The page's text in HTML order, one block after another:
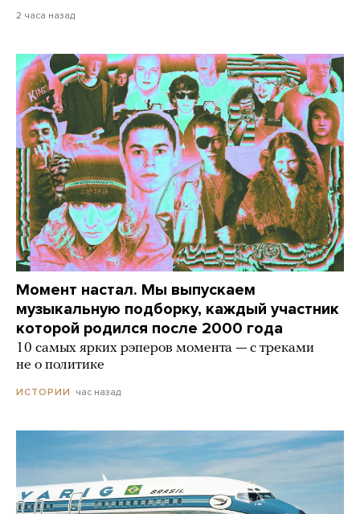
2 часа назад
Момент настал. Мы выпускаем
музыкальную подборку, каждый участник
которой родился после 2000 года
10 самых ярких рэперов момента — с треками
не о политике
ИСТОРИИ час назад